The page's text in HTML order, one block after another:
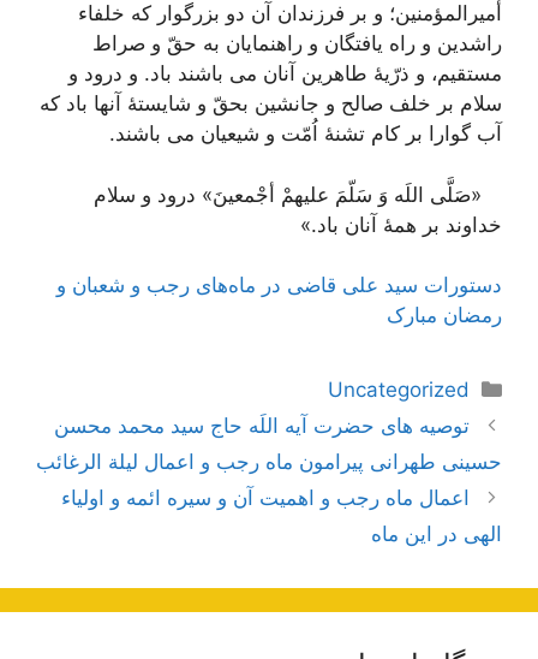
أمیرالمؤمنین؛ و بر فرزندان آن دو بزرگوار که خلفاء
راشدین و راه یافتگان و راهنمایان به حقّ و صراط
مستقیم، و ذرّیۀ طاهرین آنان می باشند باد. و درود و
سلام بر خلف صالح و جانشین بحقّ و شایستۀ آنها باد که
آب گوارا بر کام تشنۀ اُمّت و شیعیان می باشند.
«صَلَّی اللَه وَ سَلّمَ علیهمْ أجْمعینَ» درود و سلام
خداوند بر همۀ آنان باد.»
دستورات سید علی قاضی در ماه‌های رجب و شعبان و
رمضان مبارک
دسته‌ها
Uncategorized
ناوبریتوصیه های حضرت آیه اللَه حاج سید محمد محسن
حسینی طهرانی پیرامون ماه رجب و اعمال لیلة الرغائب
اعمال ماه رجب و اهمیت آن و سیره ائمه و اولیاء
الهی در این ماه